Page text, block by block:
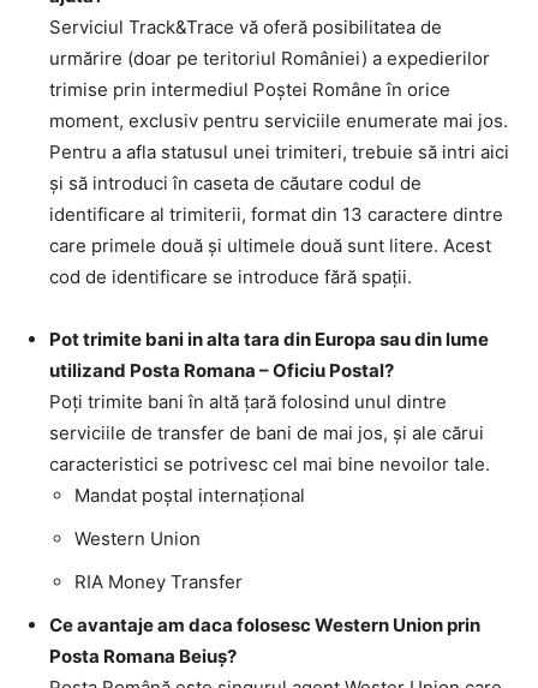
Serviciul Track&Trace vă oferă posibilitatea de
urmărire (doar pe teritoriul României) a expedierilor
trimise prin intermediul Poştei Române în orice
moment, exclusiv pentru serviciile enumerate mai jos.
Pentru a afla statusul unei trimiteri, trebuie să intri aici
şi să introduci în caseta de căutare codul de
identificare al trimiterii, format din 13 caractere dintre
care primele două şi ultimele două sunt litere. Acest
cod de identificare se introduce fără spaţii.
Pot trimite bani in alta tara din Europa sau din lume
utilizand Posta Romana – Oficiu Postal?
Poţi trimite bani în altă ţară folosind unul dintre
serviciile de transfer de bani de mai jos, şi ale cărui
caracteristici se potrivesc cel mai bine nevoilor tale.
Mandat poştal internaţional
Western Union
RIA Money Transfer
Ce avantaje am daca folosesc Western Union prin
Posta Romana Beiuş?